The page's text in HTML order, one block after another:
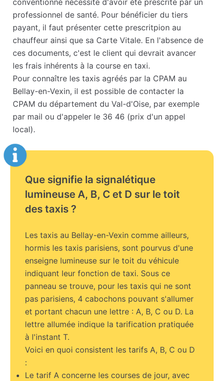
conventionné nécessite d'avoir été prescrite par un
professionnel de santé. Pour bénéficier du tiers
payant, il faut présenter cette prescritpion au
chauffeur ainsi que sa Carte Vitale. En l'absence de
ces documents, c'est le client qui devrait avancer
les frais inhérents à la course en taxi.
Pour connaître les taxis agréés par la CPAM au
Bellay-en-Vexin, il est possible de contacter la
CPAM du département du Val-d'Oise, par exemple
par mail ou d'appeler le 36 46 (prix d'un appel
local).
Que signifie la signalétique
lumineuse A, B, C et D sur le toit
des taxis ?
Les taxis au Bellay-en-Vexin comme ailleurs,
hormis les taxis parisiens, sont pourvus d'une
enseigne lumineuse sur le toit du véhicule
indiquant leur fonction de taxi. Sous ce
panneau se trouve, pour les taxis qui ne sont
pas parisiens, 4 cabochons pouvant s'allumer
et portant chacun une lettre : A, B, C ou D. La
lettre allumée indique la tarification pratiquée
à l'instant T.
Voici en quoi consistent les tarifs A, B, C ou D
:
Le tarif A concerne les courses de jour, avec